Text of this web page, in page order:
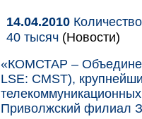
14.04.2010
40 тысяч (Новости)
«КОМСТАР –
LSE: CMST),
Приволжский филиал